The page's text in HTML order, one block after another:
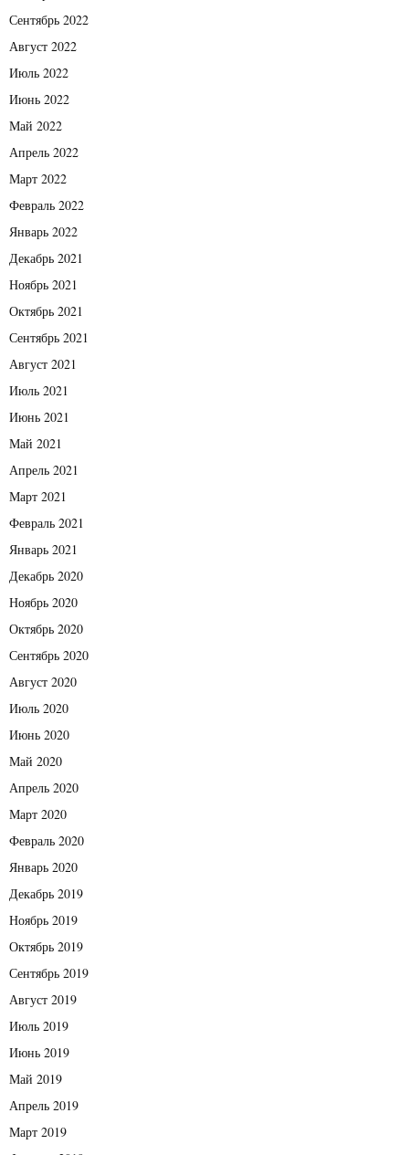
Сентябрь 2022
Август 2022
Июль 2022
Июнь 2022
Май 2022
Апрель 2022
Март 2022
Февраль 2022
Январь 2022
Декабрь 2021
Ноябрь 2021
Октябрь 2021
Сентябрь 2021
Август 2021
Июль 2021
Июнь 2021
Май 2021
Апрель 2021
Март 2021
Февраль 2021
Январь 2021
Декабрь 2020
Ноябрь 2020
Октябрь 2020
Сентябрь 2020
Август 2020
Июль 2020
Июнь 2020
Май 2020
Апрель 2020
Март 2020
Февраль 2020
Январь 2020
Декабрь 2019
Ноябрь 2019
Октябрь 2019
Сентябрь 2019
Август 2019
Июль 2019
Июнь 2019
Май 2019
Апрель 2019
Март 2019